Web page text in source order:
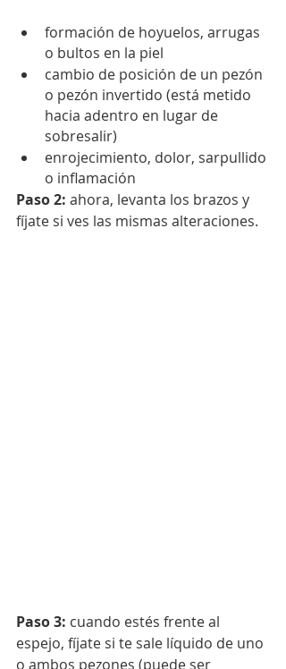
formación de hoyuelos, arrugas
o bultos en la piel
cambio de posición de un pezón
o pezón invertido (está metido
hacia adentro en lugar de
sobresalir)
enrojecimiento, dolor, sarpullido
o inflamación
Paso 2: ahora, levanta los brazos y
fíjate si ves las mismas alteraciones.
Paso 3: cuando estés frente al
espejo, fíjate si te sale líquido de uno
o ambos pezones (puede ser